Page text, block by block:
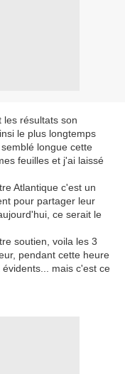
les résultats son
le plus longtemps
longue cette
feuilles et j'ai laissé
Atlantique c'est un
pour partager leur
ce serait le
soutien, voila les 3
pendant cette heure
mais c'est ce